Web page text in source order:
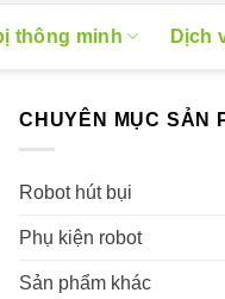
thông minh Dịch
CHUYÊN MỤC SẢN
Robot hút bụi
Phụ kiện robot
Sản phẩm khác